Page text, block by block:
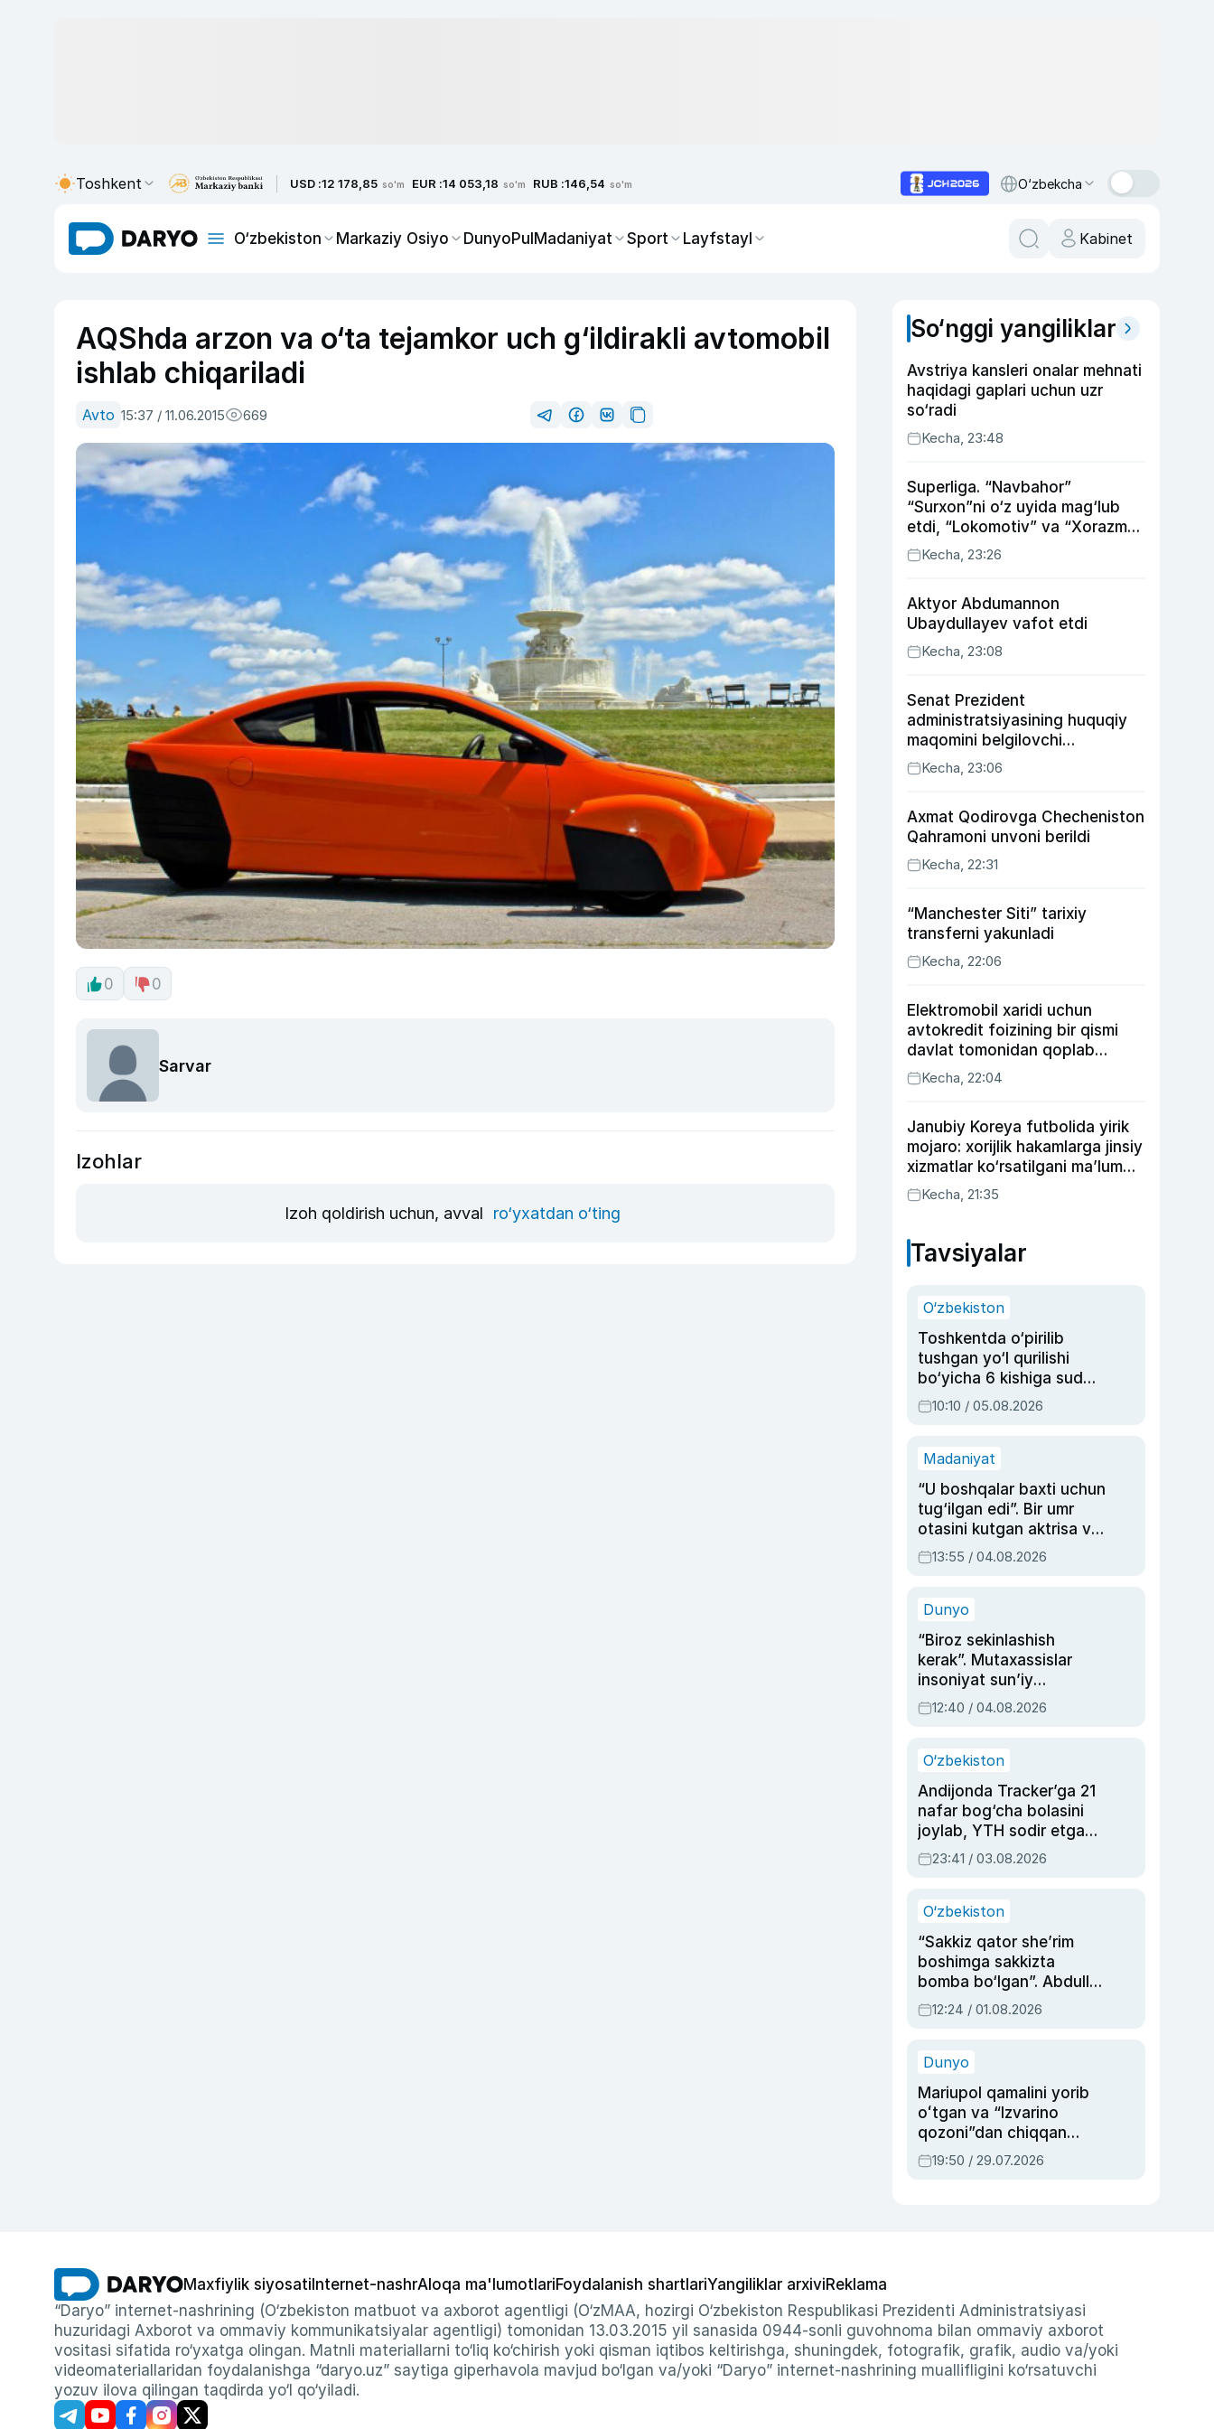
Toshkent USD :12 178,85 so'm EUR :14 053,18 so'm RUB :146,54 so'm O‘zbekcha
O‘zbekiston Markaziy Osiyo DunyoPulMadaniyat Sport Layfstayl Kabinet
AQShda arzon va o‘ta tejamkor uch g‘ildirakli avtomobil
ishlab chiqariladi
Avto 15:37 / 11.06.2015 669
0 0
Sarvar
Izohlar
Izoh qoldirish uchun, avval ro‘yxatdan o‘ting
So‘nggi yangiliklar
Avstriya kansleri onalar mehnati
haqidagi gaplari uchun uzr
so‘radi
Kecha, 23:48
Superliga. “Navbahor”
“Surxon”ni o‘z uyida mag‘lub
etdi, “Lokomotiv” va “Xorazm”
uyda g‘alaba qozondi
Kecha, 23:26
Aktyor Abdu­mannon
Ubaydullayev vafot etdi
Kecha, 23:08
Senat Prezident
administratsiyasining huquqiy
maqomini belgilovchi
konstitutsiyaviy qonunni
ma’qulladi
Kecha, 23:06
Axmat Qodirovga Checheniston
Qahramoni unvoni berildi
Kecha, 22:31
“Manchester Siti” tarixiy
transferni yakunladi
Kecha, 22:06
Elektromobil xaridi uchun
avtokredit foizining bir qismi
davlat tomonidan qoplab
berilishi mumkin
Kecha, 22:04
Janubiy Koreya futbolida yirik
mojaro: xorijlik hakamlarga jinsiy
xizmatlar ko‘rsatilgani ma’lum
qilindi
Kecha, 21:35
Tavsiyalar
O‘zbekiston
Toshkentda o‘pirilib
tushgan yo‘l qurilishi
bo‘yicha 6 kishiga sud
hukmi o‘qildi
10:10 / 05.08.2026
Madaniyat
“U boshqalar baxti uchun
tug‘ilgan edi”. Bir umr
otasini kutgan aktrisa va
dublyaj ustasi Rimma
Ahmedovaning
13:55 / 04.08.2026
Dunyo
“Biroz sekinlashish
kerak”. Mutaxassislar
insoniyat sun’iy
intellektni boshqara
olmay qolishidan xavotir
12:40 / 04.08.2026
O‘zbekiston
Andijonda Tracker’ga 21
nafar bog‘cha bolasini
joylab, YTH sodir etgan
ayolga sud hukmi o‘qildi
23:41 / 03.08.2026
O‘zbekiston
“Sakkiz qator she’rim
boshimga sakkizta
bomba bo‘lgan”. Abdulla
Oripovni siyosiy
ayblovlardan asrab
12:24 / 01.08.2026
Dunyo
Mariupol qamalini yorib
oʻtgan va “Izvarino
qozoni”dan chiqqan
qahramon — Ukraina
armiyasi bosh
19:50 / 29.07.2026
Maxfiylik siyosati Internet-nashrAloqa ma'lumotlariFoydalanish shartlariYangiliklar arxiviReklama
“Daryo” internet-nashrining (O‘zbekiston matbuot va axborot agentligi (O‘zMAA, hozirgi O‘zbekiston Respublikasi Prezidenti Administratsiyasi
huzuridagi Axborot va ommaviy kommunikatsiyalar agentligi) tomonidan 13.03.2015 yil sanasida 0944-sonli guvohnoma bilan ommaviy axborot
vositasi sifatida ro‘yxatga olingan. Matnli materiallarni to‘liq ko‘chirish yoki qisman iqtibos keltirishga, shuningdek, fotografik, grafik, audio va/yoki
videomateriallaridan foydalanishga “daryo.uz” saytiga giperhavola mavjud bo‘lgan va/yoki “Daryo” internet-nashrining muallifligini ko‘rsatuvchi
yozuv ilova qilingan taqdirda yo‘l qo‘yiladi.